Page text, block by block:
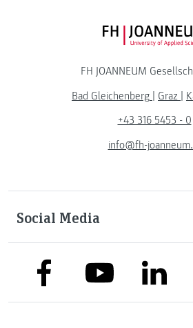
FH JOANNEUM
Bad Gleichenberg | Graz |
+43 316 5453 - 0
info@fh-
Social Media
link to facebooklink to youtubelink to